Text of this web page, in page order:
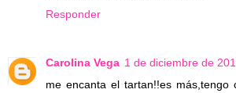
Responder
Carolina Vega 1 de diciembre de
me encanta el tartan!!es más,tengo